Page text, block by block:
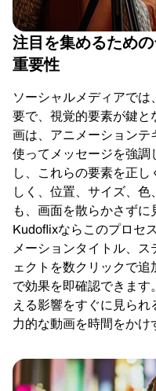
注目を集めるため
重要性
ソーシャルメディアで
要で、視覚的要素が鍵と
画は、アニメーションテ
使ってメッセージを強調
し、これらの要素を正
しく、位置、サイズ、
も、画面を散らかさずに
Kudoflixならこのプロセ
メーションタイトル、
ェクトを数クリックで
で効果を即確認できま
える影響をすぐに見ら
力的な動画を時間をかけ